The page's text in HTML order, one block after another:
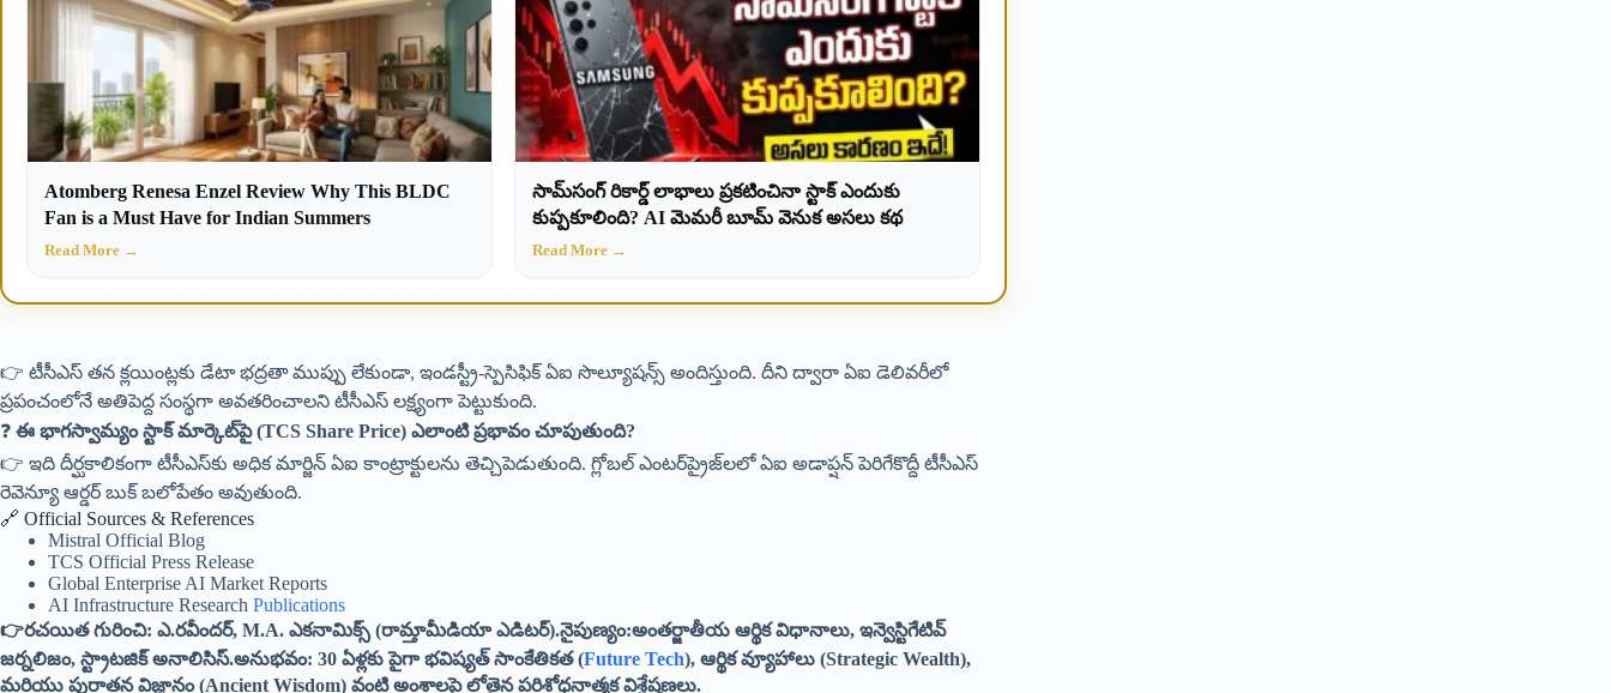
Atomberg Renesa Enzel Review Why This BLDC
Fan is a Must Have for Indian Summers
Read More →
సామ్‌సంగ్ రికార్డ్ లాభాలు ప్రకటించినా స్టాక్ ఎందుకు
కుప్పకూలింది? AI మెమరీ బూమ్ వెనుక అసలు కథ
Read More →
👉 టీసీఎస్ తన క్లయింట్లకు డేటా భద్రతా ముప్పు లేకుండా, ఇండస్ట్రీ-స్పెసిఫిక్ ఏఐ సొల్యూషన్స్ అందిస్తుంది. దీని ద్వారా ఏఐ డెలివరీలో
ప్రపంచంలోనే అతిపెద్ద సంస్థగా అవతరించాలని టీసీఎస్ లక్ష్యంగా పెట్టుకుంది.
❓ ఈ భాగస్వామ్యం స్టాక్ మార్కెట్‌పై (TCS Share Price) ఎలాంటి ప్రభావం చూపుతుంది?
👉 ఇది దీర్ఘకాలికంగా టీసీఎస్‌కు అధిక మార్జిన్ ఏఐ కాంట్రాక్టులను తెచ్చిపెడుతుంది. గ్లోబల్ ఎంటర్‌ప్రైజ్‌లలో ఏఐ అడాప్షన్ పెరిగేకొద్దీ టీసీఎస్
రెవెన్యూ ఆర్డర్ బుక్ బలోపేతం అవుతుంది.
🔗 Official Sources & References
Mistral Official Blog
TCS Official Press Release
Global Enterprise AI Market Reports
AI Infrastructure Research Publications
👉రచయిత గురించి: ఎ.రవీందర్, M.A. ఎకనామిక్స్ (రామ్తామీడియా ఎడిటర్).నైపుణ్యం:అంతర్జాతీయ ఆర్థిక విధానాలు, ఇన్వెస్టిగేటివ్
జర్నలిజం, స్ట్రాటజిక్ అనాలిసిస్.అనుభవం: 30 ఏళ్లకు పైగా భవిష్యత్ సాంకేతికత (Future Tech), ఆర్థిక వ్యూహాలు (Strategic Wealth),
మరియు పురాతన విజ్ఞానం (Ancient Wisdom) వంటి అంశాలపై లోతైన పరిశోధనాత్మక విశ్లేషణలు.